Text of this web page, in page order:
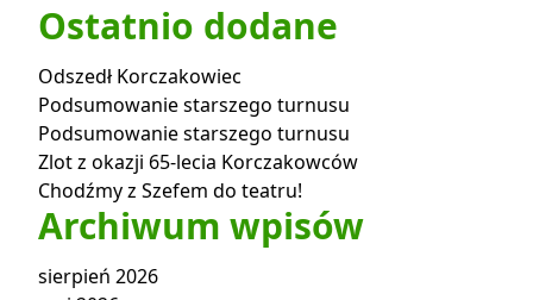
Ostatnio dodane
Odszedł Korczakowiec
Podsumowanie starszego turnusu
Podsumowanie starszego turnusu
Zlot z okazji 65-lecia Korczakowców
Chodźmy z Szefem do teatru!
Archiwum wpisów
sierpień 2026